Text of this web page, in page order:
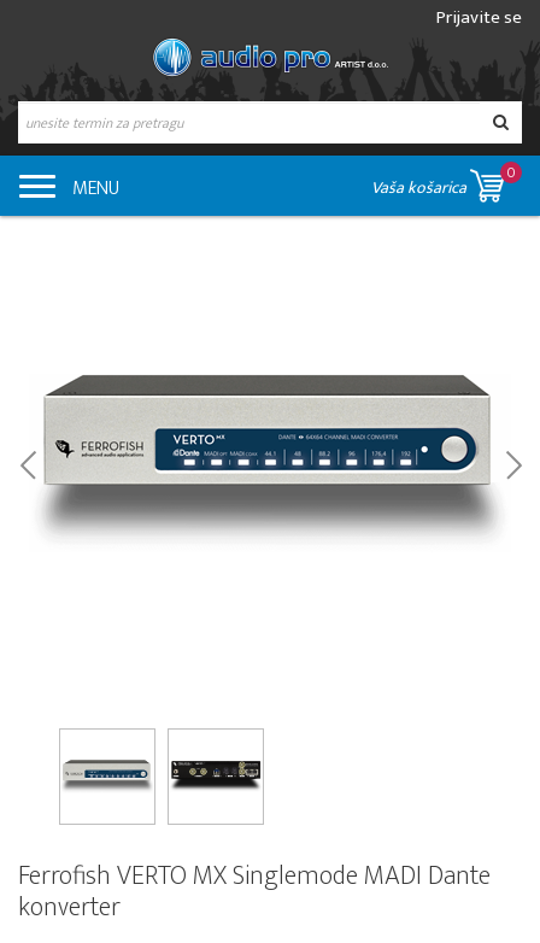
Prijavite se
MENU Vaša košarica
0
Ferrofish VERTO MX Singlemode MADI Dante
konverter